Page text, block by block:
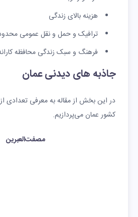
هزینه بالای زندگی
ترافیک و حمل و نقل عمومی
فرهنگ و سبک زندگی محافظه
جاذبه های دیدنی عمان
در این بخش از مقاله به معرفی تعدادی
کشور عمان می‌پردازیم.
مصفت‌العبرین